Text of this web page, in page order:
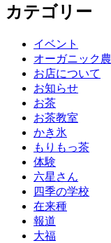
カテゴリー
イベント
オーガニック
お店について
お知らせ
お茶
お茶教室
かき氷
もりもっ茶
体験
六星さん
四季の学校
在来種
報道
大福